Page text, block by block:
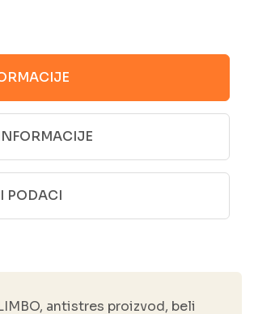
PODACI
antistres proizvod, beli